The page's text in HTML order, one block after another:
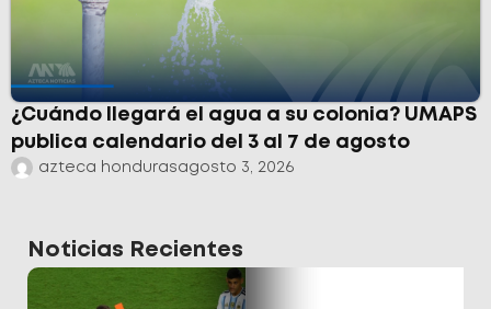
¿Cuándo llegará el agua a su colonia? UMAPS
publica calendario del 3 al 7 de agosto
azteca hondurasagosto 3, 2026
Noticias Recientes